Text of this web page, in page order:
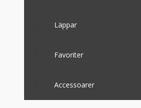
Läppar
Favoriter
Accessoarer